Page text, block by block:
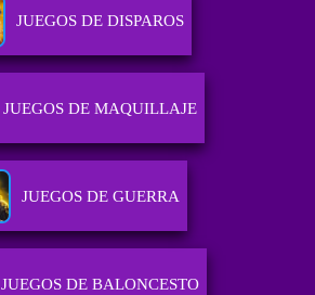
JUEGOS DE DISPAROS
JUEGOS DE MAQUILLAJE
JUEGOS DE GUERRA
JUEGOS DE BALONCESTO